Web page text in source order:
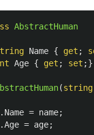
AbstractHuman
Name { get ;
Age { get ; set ;}
(string
. Name = name;
.Age = age;